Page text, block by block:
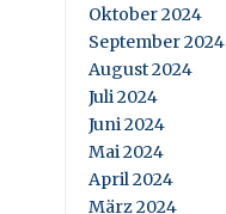
Oktober 2024
September 2024
August 2024
Juli 2024
Juni 2024
Mai 2024
April 2024
März 2024